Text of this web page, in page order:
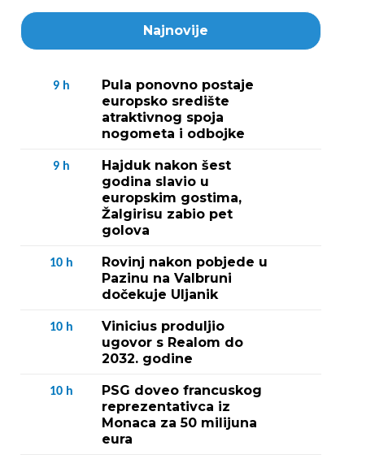
Najnovije
9 h
Pula ponovno postaje
europsko središte
atraktivnog spoja
nogometa i odbojke
9 h
Hajduk nakon šest
godina slavio u
europskim gostima,
Žalgirisu zabio pet
golova
10 h
Rovinj nakon pobjede u
Pazinu na Valbruni
dočekuje Uljanik
10 h
Vinicius produljio
ugovor s Realom do
2032. godine
10 h
PSG doveo francuskog
reprezentativca iz
Monaca za 50 milijuna
eura